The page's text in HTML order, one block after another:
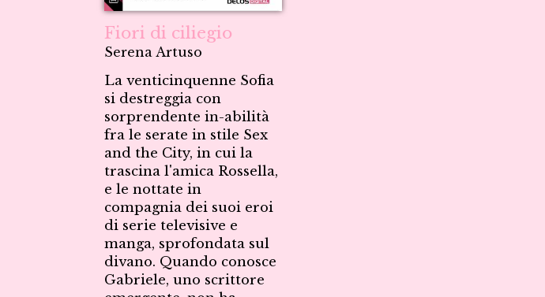
Fiori di ciliegio
Serena Artuso
La venticinquenne Sofia
si destreggia con
sorprendente in-abilità
fra le serate in stile Sex
and the City, in cui la
trascina l'amica Rossella,
e le nottate in
compagnia dei suoi eroi
di serie televisive e
manga, sprofondata sul
divano. Quando conosce
Gabriele, uno scrittore